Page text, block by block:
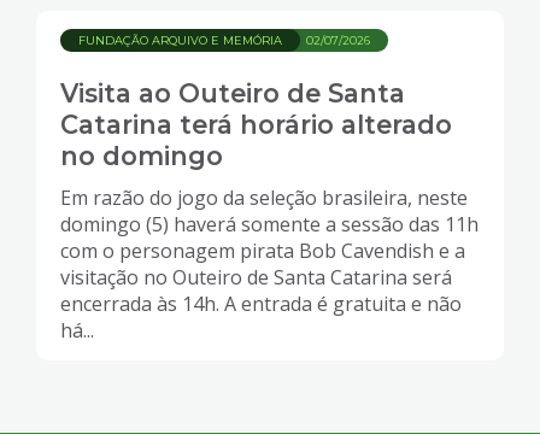
02/07/2026
FUNDAÇÃO ARQUIVO E MEMÓRIA
Visita ao Outeiro de Santa
Catarina terá horário alterado
no domingo
Em razão do jogo da seleção brasileira, neste
domingo (5) haverá somente a sessão das 11h
com o personagem pirata Bob Cavendish e a
visitação no Outeiro de Santa Catarina será
encerrada às 14h. A entrada é gratuita e não
há...